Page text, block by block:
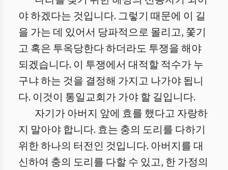
야 하겠다는 것입니다. 그렇기 때문에 이 길
을 가는 데 있어서 당파적으로 몰리고, 쫓기
고 혹은 투옥당한다 하더라도 투쟁을 해야
되겠습니다. 이 투쟁에서 대적할 적수가 누
구냐 하는 것을 결정해 가지고 나가야 됩니
다. 이것이 통일교회가 가야 할 길입니다.
자기가 아버지 앞에 효를 했다고 자랑하
지 말아야 합니다. 효는 충의 도리를 다하기
위한 하나의 터전인 것입니다. 아버지를 대
신하여 충의 도리를 다할 수 있고, 한 가정의